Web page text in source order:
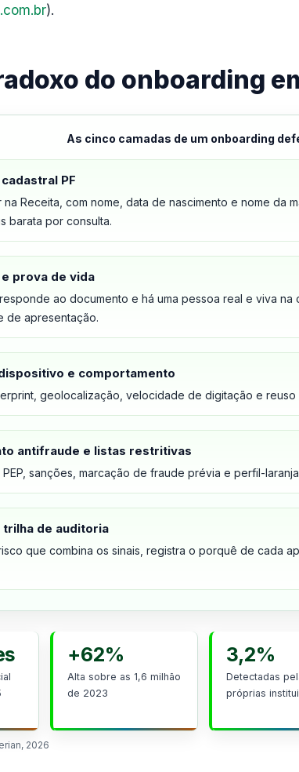
).
do onboarding
As cinco camadas de um onboarding
PF
na Receita, com nome, data de nascimento e nome da
barata por consulta.
prova de vida
ao documento e há uma pessoa real e viva
de apresentação.
e comportamento
geolocalização, velocidade de digitação e reuso
antifraude e listas restritivas
sanções, marcação de fraude prévia e perfil-
trilha de auditoria
que combina os sinais, registra o porquê de cada
+62%
Alta sobre as 1,6 milhão
de 2023
3,2%
Detectadas
próprias
2026